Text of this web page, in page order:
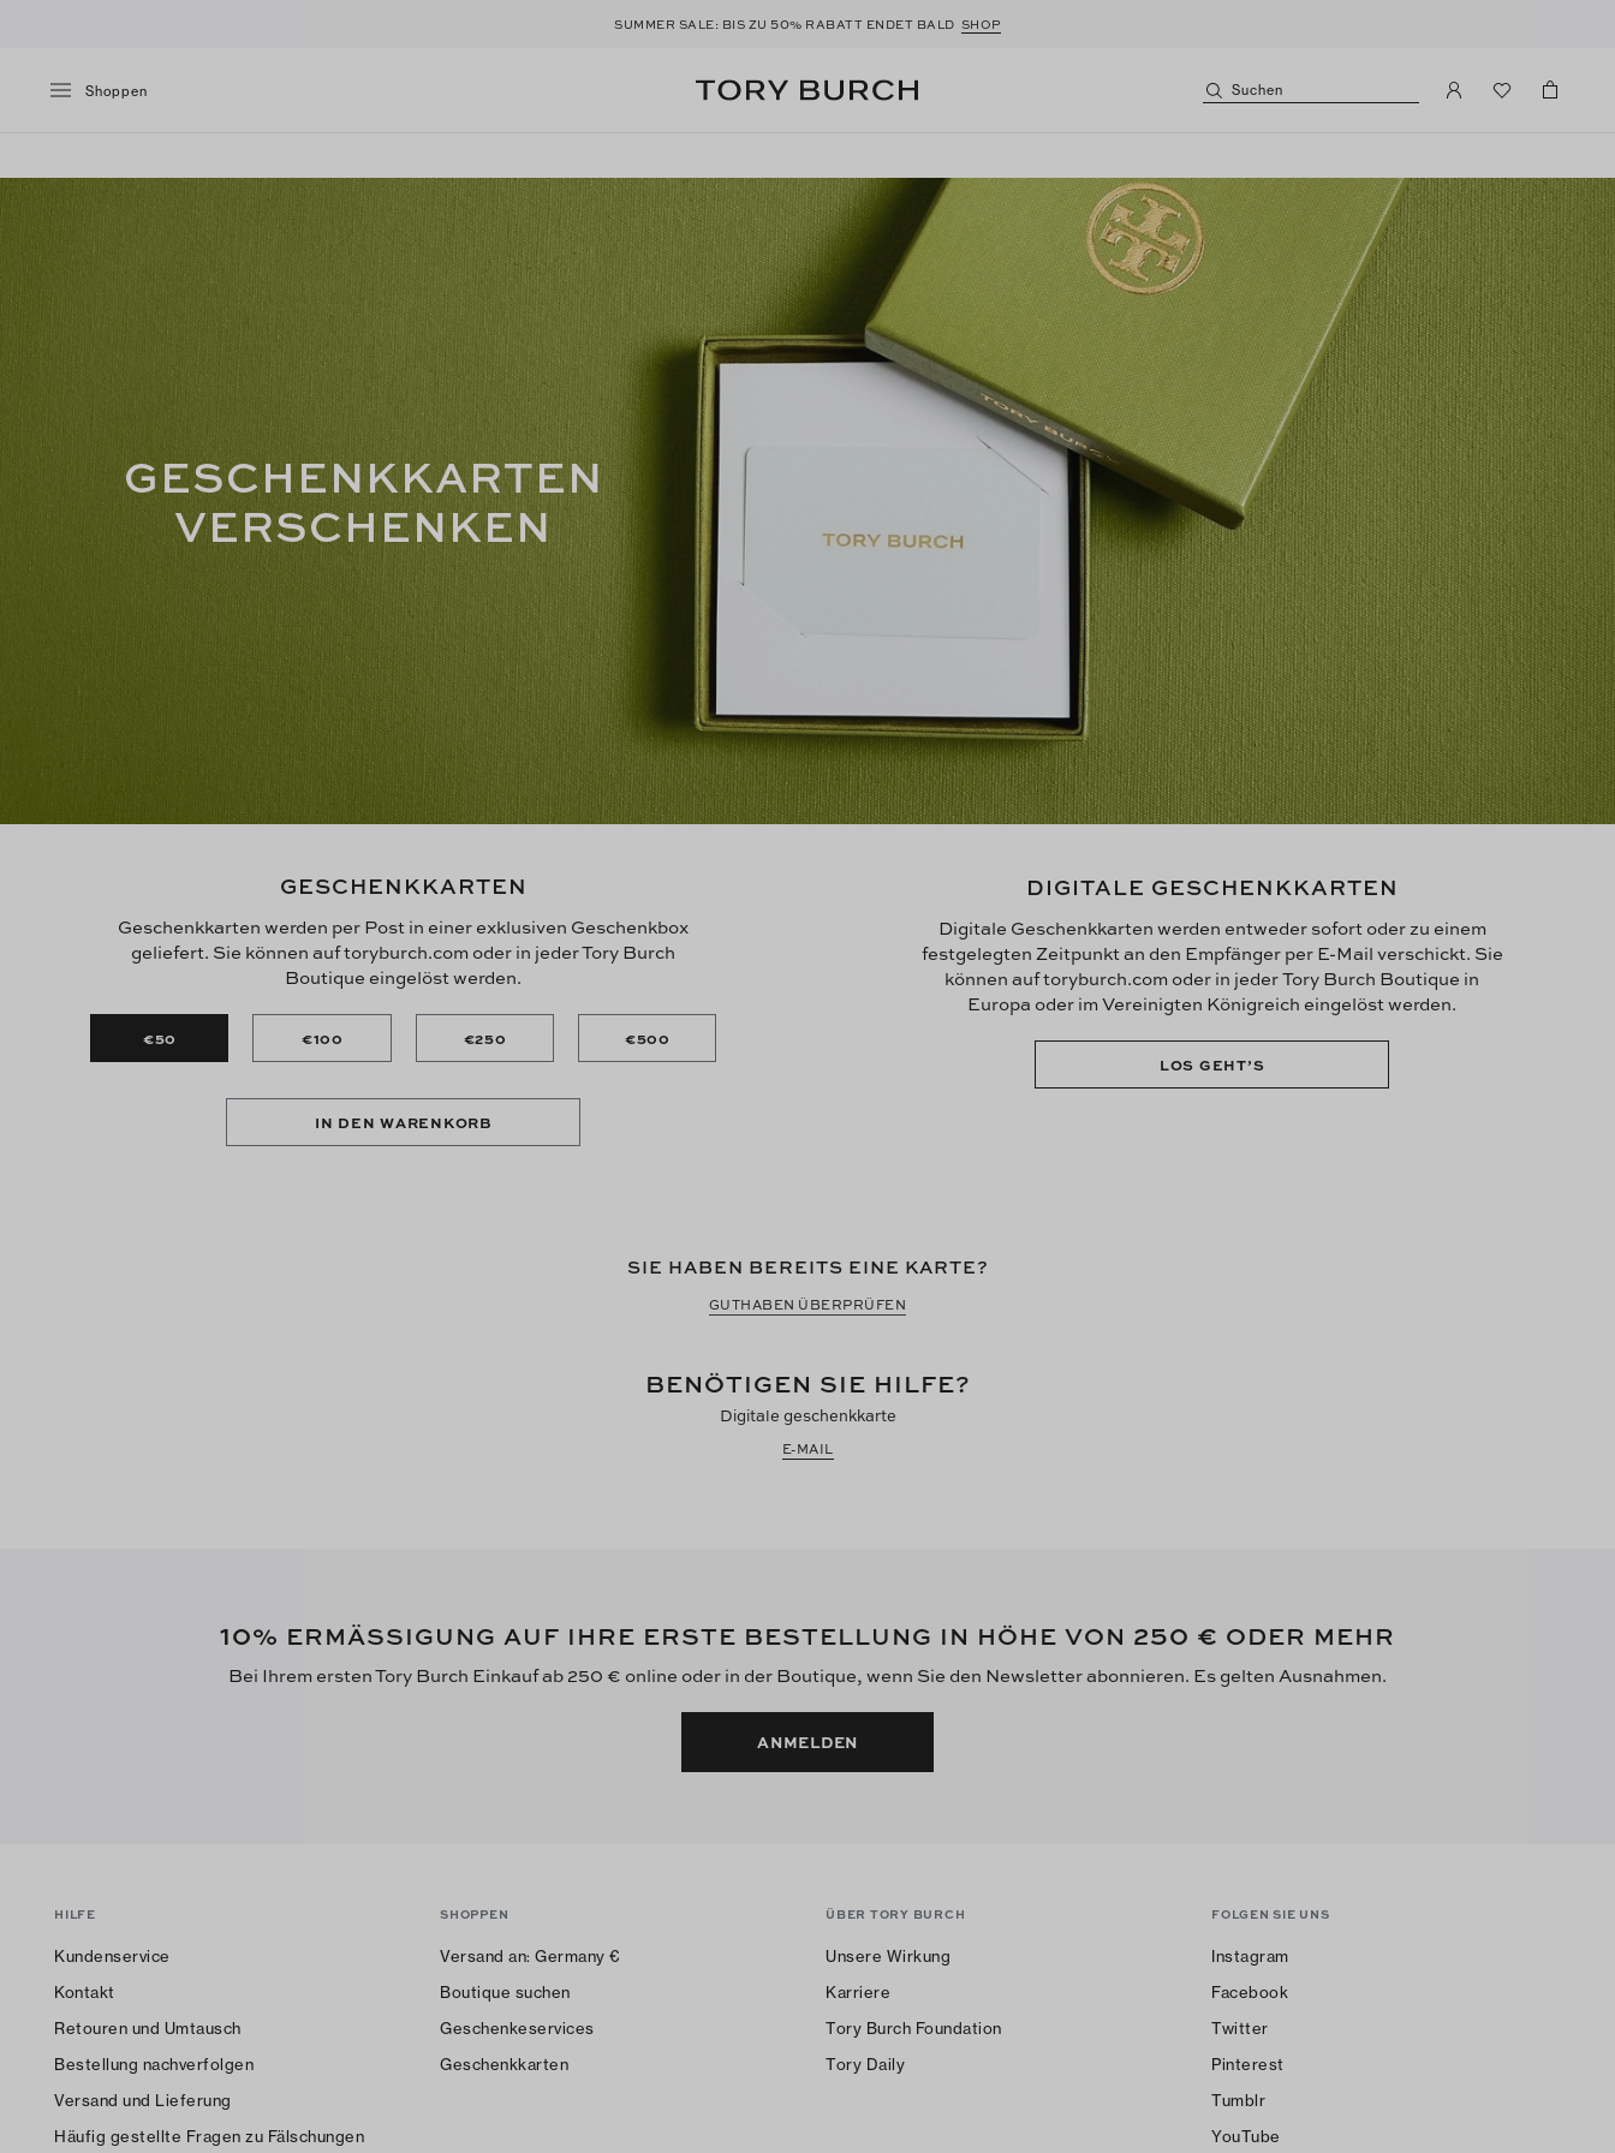
SUMMER SALE: BIS ZU50% RABATT ENDET BALD SHOP
Shoppen Suchen
GESCHENKKARTEN
VERSCHENKEN
GESCHENKKARTEN
Geschenkkarten werden per Post in einer exklusiven Geschenkbox
geliefert. Sie können auf toryburch.com oder in jeder Tory Burch
Boutique eingelöst werden.
€50 €100 €250 €500
IN DEN WARENKORB
DIGITALE GESCHENKKARTEN
Digitale Geschenkkarten werden entweder sofort oder zu einem
festgelegten Zeitpunkt an den Empfänger per E-Mail verschickt. Sie
können auf toryburch.com oder in jeder Tory Burch Boutique in
Europa oder im Vereinigten Königreich eingelöst werden.
LOS GEHT’S
SIE HABEN BEREITS EINE KARTE?
GUTHABEN ÜBERPRÜFEN
BENÖTIGEN SIE HILFE?
Digitale geschenkkarte
E-MAIL
10% ERMÄSSIGUNG AUF IHRE ERSTE BESTELLUNG IN HÖHE VON 250 € ODER MEHR
Bei Ihrem ersten Tory Burch Einkauf ab 250 € online oder in der Boutique, wenn Sie den Newsletter abonnieren. Es gelten Ausnahmen.
ANMELDEN
HILFE
Kundenservice
Kontakt
Retouren und Umtausch
Bestellung nachverfolgen
Versand und Lieferung
Häufig gestellte Fragen zu Fälschungen
SHOPPEN
Versand an: Germany €
Boutique suchen
Geschenkeservices
Geschenkkarten
ÜBER TORY BURCH
Unsere Wirkung
Karriere
Tory Burch Foundation
Tory Daily
FOLGEN SIE UNS
Instagram
Facebook
Twitter
Pinterest
Tumblr
YouTube